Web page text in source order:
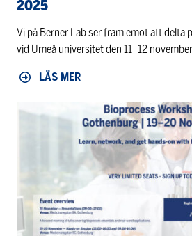
2025
Vi på Berner Lab ser fram emot att delta
vid Umeå universitet den 11–12
LÄS MER
Bioprocess
19–
Nov,